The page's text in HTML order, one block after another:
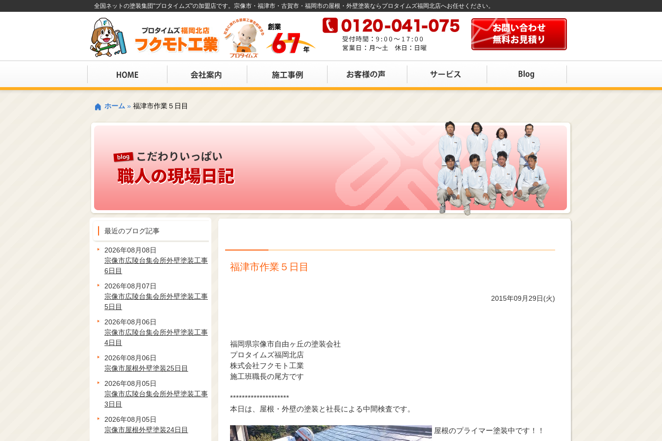
全国ネットの塗装集団"プロタイムズ"の加盟店です。宗像市・福津市・古賀市・福岡市の屋根・外壁塗装ならプロタイムズ福岡北店へお任せください。
ホーム » 福津市作業５日目
福津市作業５日目
2015年09月29日(火)
福岡県宗像市自由ヶ丘の塗装会社
プロタイムズ福岡北店
株式会社フクモト工業
施工班職長の尾方です
********************
本日は、屋根・外壁の塗装と社長による中間検査です。
屋根のプライマー塗装中です！！
最近のブログ記事
2026年08月08日
宗像市広陵台集会所外壁塗装工事
6日目
2026年08月07日
宗像市広陵台集会所外壁塗装工事
5日目
2026年08月06日
宗像市広陵台集会所外壁塗装工事
4日目
2026年08月06日
宗像市屋根外壁塗装25日目
2026年08月05日
宗像市広陵台集会所外壁塗装工事
3日目
2026年08月05日
宗像市屋根外壁塗装24日目